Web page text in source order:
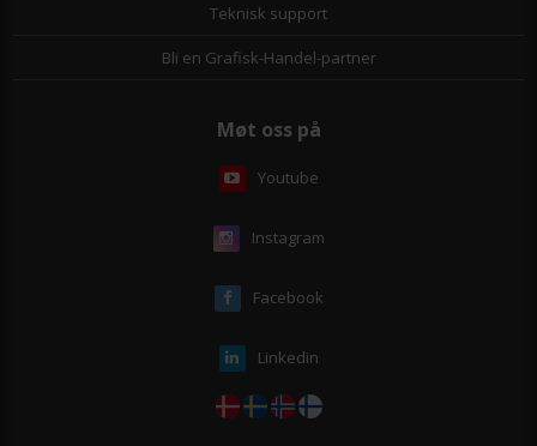
Teknisk support
Bli en Grafisk-Handel-partner
Møt oss på
Youtube
Instagram
Facebook
Linkedin